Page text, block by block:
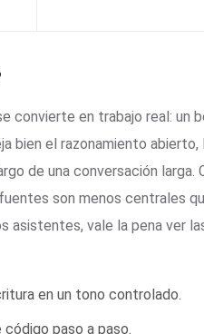
convierte en trabajo real: un
bien el razonamiento
de una conversación larga.
son menos centrales
asistentes, vale la pena ver
en un tono controlado.
paso a paso.